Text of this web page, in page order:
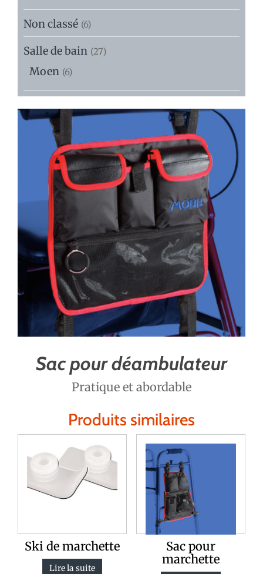
Non classé (6)
Salle de bain (27)
Moen (6)
Sac pour déambulateur
Pratique et abordable
Produits similaires
Ski de marchette
Lire la suite
Sac pour
marchette